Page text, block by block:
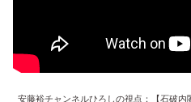
安藤裕チャンネルひろしの視点：【石破